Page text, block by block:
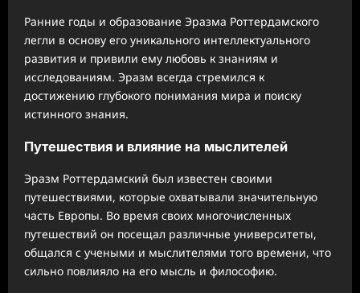
Ранние годы и образование Эразма Роттердамского
легли в основу его уникального интеллектуального
развития и привили ему любовь к знаниям и
исследованиям. Эразм всегда стремился к
достижению глубокого понимания мира и поиску
истинного знания.
Путешествия и влияние на мыслителей
Эразм Роттердамский был известен своими
путешествиями, которые охватывали значительную
часть Европы. Во время своих многочисленных
путешествий он посещал различные университеты,
общался с учеными и мыслителями того времени, что
сильно повлияло на его мысль и философию.